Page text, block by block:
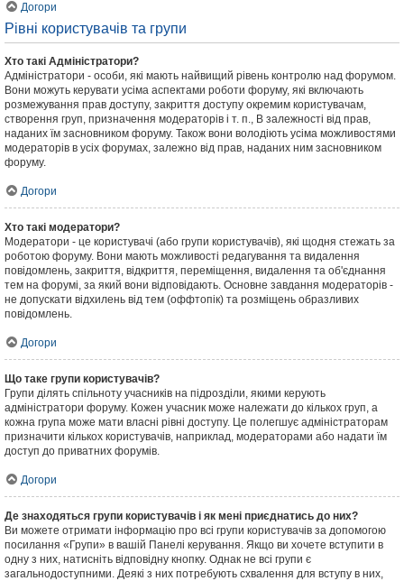
Догори
Рівні користувачів та групи
Хто такі Адміністратори?
Адміністратори - особи, які мають найвищий рівень контролю над форумом.
Вони можуть керувати усіма аспектами роботи форуму, які включають
розмежування прав доступу, закриття доступу окремим користувачам,
створення груп, призначення модераторів і т. п., В залежності від прав,
наданих їм засновником форуму. Також вони володіють усіма можливостями
модераторів в усіх форумах, залежно від прав, наданих ним засновником
форуму.
Догори
Хто такі модератори?
Модератори - це користувачі (або групи користувачів), які щодня стежать за
роботою форуму. Вони мають можливості редагування та видалення
повідомлень, закриття, відкриття, переміщення, видалення та об'єднання
тем на форумі, за який вони відповідають. Основне завдання модераторів -
не допускати відхилень від тем (оффтопік) та розміщень образливих
повідомлень.
Догори
Що таке групи користувачів?
Групи ділять спільноту учасників на підрозділи, якими керують
адміністратори форуму. Кожен учасник може належати до кількох груп, а
кожна група може мати власні рівні доступу. Це полегшує адміністраторам
призначити кількох користувачів, наприклад, модераторами або надати їм
доступ до приватних форумів.
Догори
Де знаходяться групи користувачів і як мені приєднатись до них?
Ви можете отримати інформацію про всі групи користувачів за допомогою
посилання «Групи» в вашій Панелі керування. Якщо ви хочете вступити в
одну з них, натисніть відповідну кнопку. Однак не всі групи є
загальнодоступними. Деякі з них потребують схвалення для вступу в них,